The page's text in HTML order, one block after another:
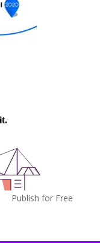
Publish for Free